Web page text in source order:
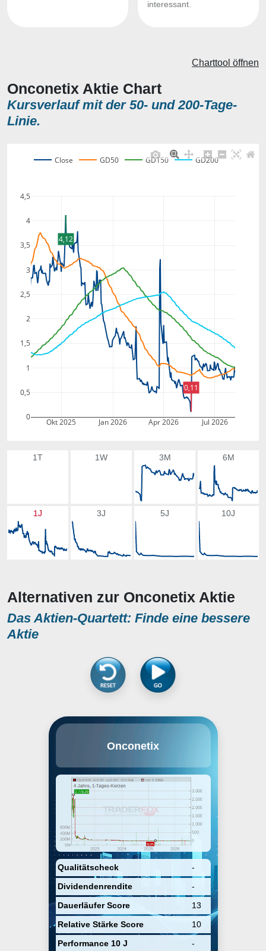
interessant.
Onconetix Aktie Chart
Kursverlauf mit der 50- und 200-Tage-
Linie.
Charttool öffnen
Okt 2025 Jan 2026 Apr 2026 Jul 2026
0
0,5
1
1,5
2
2,5
3
3,5
4
4,5
Close GD50 GD150 GD200
4,12
0,11
1T 1W 3M 6M
1J 3J 5J 10J
Alternativen zur Onconetix Aktie
Das Aktien-Quartett: Finde eine bessere
Aktie
Onconetix
Qualitätscheck
-
Dividendenrendite
-
Dauerläufer Score
13
Relative Stärke Score
10
Performance 10 J
-
stage biotechnology company,
development and
commercialization of proprietary
therapeutics, diagnostics and
services for clinicians and
patients for oncology. The
company was founded in October
2018 and is headquartered in
Cincinnati, OH.